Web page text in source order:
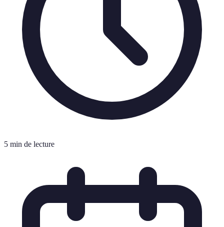
5 min de lecture